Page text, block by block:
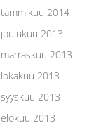
tammikuu 2014
joulukuu 2013
marraskuu 2013
lokakuu 2013
syyskuu 2013
elokuu 2013